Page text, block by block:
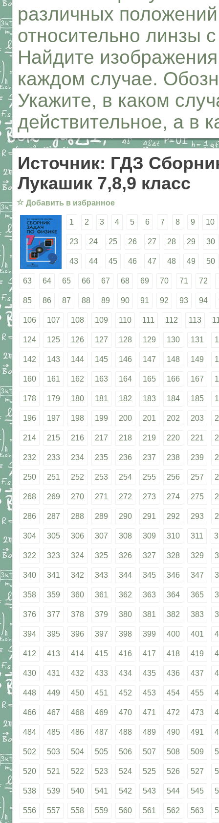
различных
относительно линзы
Найдите
каждом случае.
Укажите, в каком
действительное, а в
Источник: ГДЗ
Лукашик 7,8,9 класс
☆ Добавить в избранное
1 2 3 4 5 6 7 8 9 10
23 24 25 26 27 28 29 30
43 44 45 46 47 48 49 50
63 64 65 66 67 68 69 70 71 72
85 86 87 88 89 90 91 92 93 94
106 107 108 109 110 111 112 113
124 125 126 127 128 129 130 131
142 143 144 145 146 147 148 149
160 161 162 163 164 165 166 167
178 179 180 181 182 183 184 185
196 197 198 199 200 201 202 203
214 215 216 217 218 219 220 221
232 233 234 235 236 237 238 239
250 251 252 253 254 255 256 257
268 269 270 271 272 273 274 275
286 287 288 289 290 291 292 293
304 305 306 307 308 309 310 311
322 323 324 325 326 327 328 329
340 341 342 343 344 345 346 347
358 359 360 361 362 363 364 365
376 377 378 379 380 381 382 383
394 395 396 397 398 399 400 401
412 413 414 415 416 417 418 419
430 431 432 433 434 435 436 437
448 449 450 451 452 453 454 455
466 467 468 469 470 471 472 473
484 485 486 487 488 489 490 491
502 503 504 505 506 507 508 509
520 521 522 523 524 525 526 527
538 539 540 541 542 543 544 545
556 557 558 559 560 561 562 563